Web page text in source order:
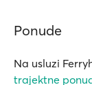
Ponude
Na usluzi
trajektne